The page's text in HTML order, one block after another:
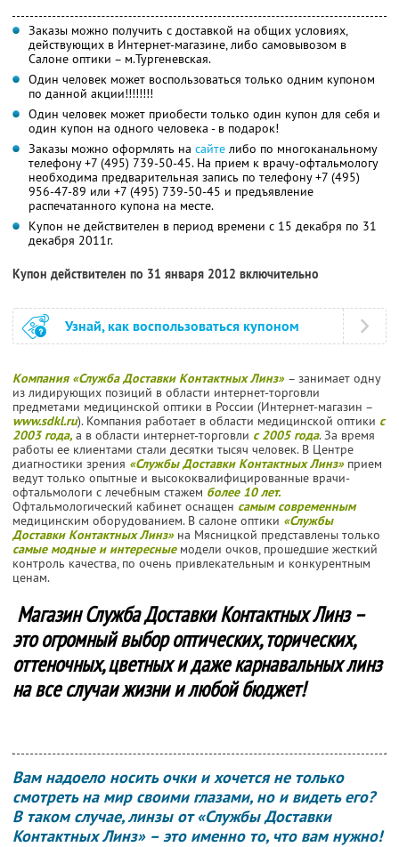
Заказы можно получить с доставкой на общих условиях,
действующих в Интернет-магазине, либо самовывозом в
Салоне оптики – м.Тургеневская.
Один человек может воспользоваться только одним купоном
по данной акции!!!!!!!!
Один человек может приобести только один купон для себя и
один купон на одного человека - в подарок!
Заказы можно оформлять на сайте либо по многоканальному
телефону +7 (495) 739-50-45. На прием к врачу-офтальмологу
необходима предварительная запись по телефону +7 (495)
956-47-89 или +7 (495) 739-50-45 и предъявление
распечатанного купона на месте.
Купон не действителен в период времени с 15 декабря по 31
декабря 2011г.
Купон действителен по 31 января 2012 включительно
Узнай, как воспользоваться купоном
Компания «Служба Доставки Контактных Линз» – занимает одну
из лидирующих позиций в области интернет-торговли
предметами медицинской оптики в России (Интернет-магазин –
www.sdkl.ru). Компания работает в области медицинской оптики с
2003 года, а в области интернет-торговли с 2005 года. За время
работы ее клиентами стали десятки тысяч человек. В Центре
диагностики зрения «Службы Доставки Контактных Линз»прием
ведут только опытные и высококвалифицированные врачи-
офтальмологи с лечебным стажем более 10 лет.
Офтальмологический кабинет оснащен самым современным
медицинским оборудованием. В салоне оптики «Службы
Доставки Контактных Линз» на Мясницкой представлены только
самые модные и интересныемодели очков, прошедшие жесткий
контроль качества, по очень привлекательным и конкурентным
ценам.
Магазин Служба Доставки Контактных Линз –
это огромный выбор оптических, торических,
оттеночных, цветных и даже карнавальных линз
на все случаи жизни и любой бюджет!
Вам надоело носить очки и хочется не только
смотреть на мир своими глазами, но и видеть его?
В таком случае, линзы от «Службы Доставки
Контактных Линз» – это именно то, что вам нужно!